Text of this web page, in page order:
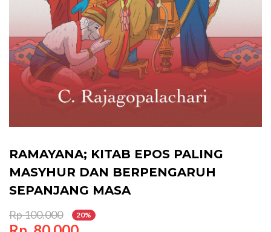
RAMAYANA; KITAB EPOS PALING
MASYHUR DAN BERPENGARUH
SEPANJANG MASA
Rp 100.000 20%